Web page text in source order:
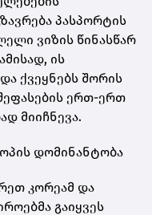
პასპორტის
ვიზის წინასწარ
ის
ქვეყნებს შორის
ერთ-ერთ
მიიჩნევა.
დომინანტობა
კორეამ და
გაიყვეს